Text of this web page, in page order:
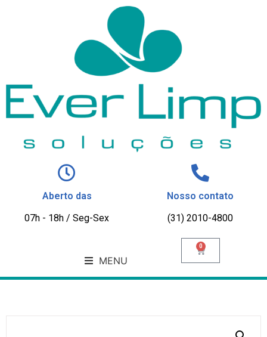
Aberto das
07h - 18h / Seg-Sex
Nosso contato
(31) 2010-4800
MENU
0